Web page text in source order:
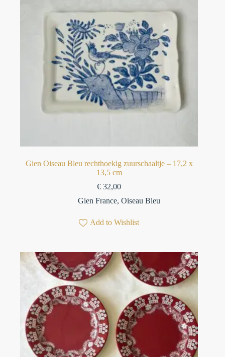
Gien Oiseau Bleu rechthoekig zuurschaaltje – 17,2 x
13,5 cm
€ 32,00
Gien France,Oiseau Bleu
Add to Wishlist